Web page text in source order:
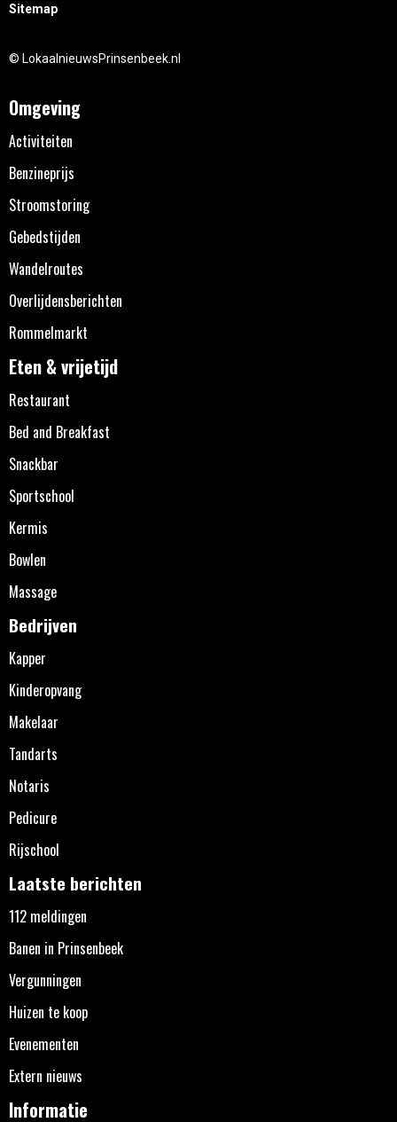
Sitemap
© LokaalnieuwsPrinsenbeek.nl
Omgeving
Activiteiten
Benzineprijs
Stroomstoring
Gebedstijden
Wandelroutes
Overlijdensberichten
Rommelmarkt
Eten & vrijetijd
Restaurant
Bed and Breakfast
Snackbar
Sportschool
Kermis
Bowlen
Massage
Bedrijven
Kapper
Kinderopvang
Makelaar
Tandarts
Notaris
Pedicure
Rijschool
Laatste berichten
112 meldingen
Banen in Prinsenbeek
Vergunningen
Huizen te koop
Evenementen
Extern nieuws
Informatie